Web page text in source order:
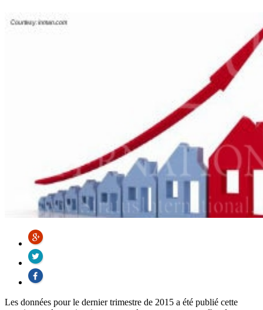
Les données pour le dernier trimestre de 2015 a été publié cette